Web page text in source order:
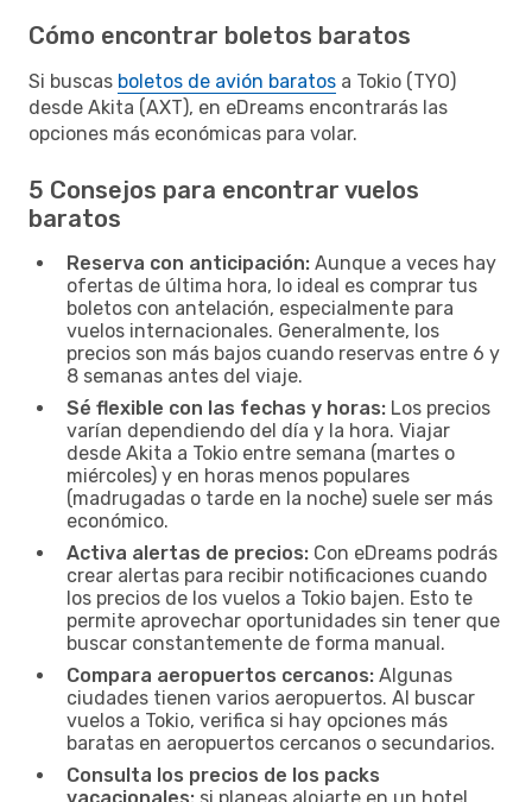
Cómo encontrar boletos baratos
Si buscas boletos de avión baratos a Tokio (TYO)
desde Akita (AXT), en eDreams encontrarás las
opciones más económicas para volar.
5 Consejos para encontrar vuelos
baratos
Reserva con anticipación: Aunque a veces hay
ofertas de última hora, lo ideal es comprar tus
boletos con antelación, especialmente para
vuelos internacionales. Generalmente, los
precios son más bajos cuando reservas entre 6 y
8 semanas antes del viaje.
Sé flexible con las fechas y horas: Los precios
varían dependiendo del día y la hora. Viajar
desde Akita a Tokio entre semana (martes o
miércoles) y en horas menos populares
(madrugadas o tarde en la noche) suele ser más
económico.
Activa alertas de precios: Con eDreams podrás
crear alertas para recibir notificaciones cuando
los precios de los vuelos a Tokio bajen. Esto te
permite aprovechar oportunidades sin tener que
buscar constantemente de forma manual.
Compara aeropuertos cercanos: Algunas
ciudades tienen varios aeropuertos. Al buscar
vuelos a Tokio, verifica si hay opciones más
baratas en aeropuertos cercanos o secundarios.
Consulta los precios de los packs